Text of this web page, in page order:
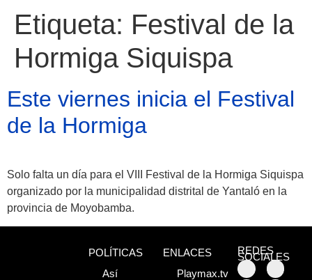
Atractivos
Moyobamba, está
Etiqueta: Festival de la
Hormiga Siquispa
Este viernes inicia el Festival
de la Hormiga
Solo falta un día para el VIII Festival de la Hormiga Siquispa
organizado por la municipalidad distrital de Yantaló en la
provincia de Moyobamba.
POLÍTICAS
Así
ENLACES
Playmax.tv
REDES
SOCIALES